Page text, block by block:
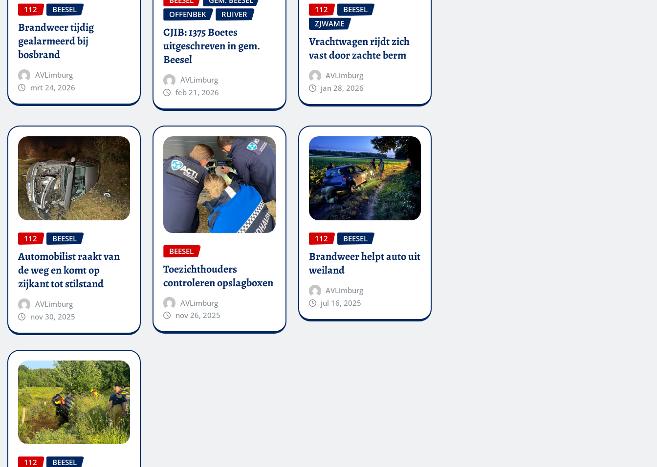
112 BEESEL
Brandweer tijdig
gealarmeerd bij
bosbrand
AVLimburg
mrt 24, 2026
OFFENBEK
RUIVER
CJIB: 1375 Boetes
uitgeschreven in gem.
Beesel
AVLimburg
feb 21, 2026
112
BEESEL
ZJWAME
Vrachtwagen rijdt zich
vast door zachte berm
AVLimburg
jan 28, 2026
112 BEESEL
Automobilist raakt van
de weg en komt op
zijkant tot stilstand
AVLimburg
nov 30, 2025
BEESEL
Toezichthouders
controleren opslagboxen
AVLimburg
nov 26, 2025
112 BEESEL
Brandweer helpt auto uit
weiland
AVLimburg
jul 16, 2025
112 BEESEL